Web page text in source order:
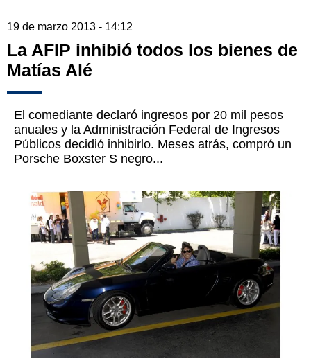
19 de marzo 2013 - 14:12
La AFIP inhibió todos los bienes de
Matías Alé
El comediante declaró ingresos por 20 mil pesos
anuales y la Administración Federal de Ingresos
Públicos decidió inhibirlo. Meses atrás, compró un
Porsche Boxster S negro...